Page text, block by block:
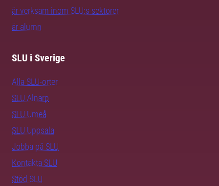
är verksam inom SLU:s sektorer
är alumn
SLU i Sverige
Alla SLU-orter
SLU Alnarp
SLU Umeå
SLU Uppsala
Jobba på SLU
Kontakta SLU
Stöd SLU